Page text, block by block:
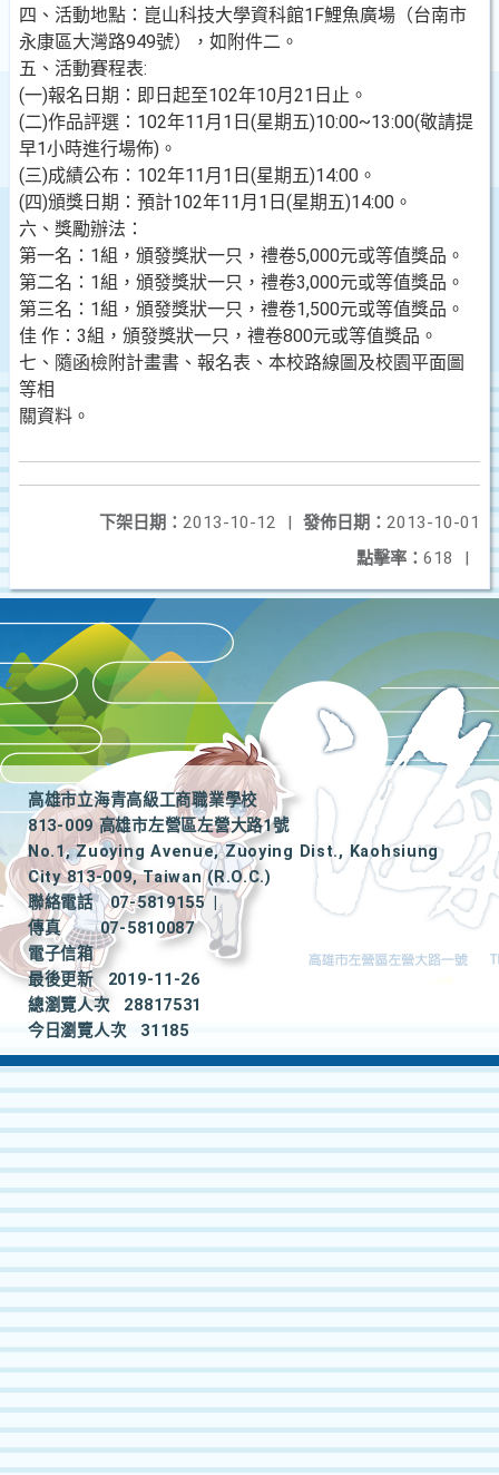
四、活動地點：崑山科技大學資科館1F鯉魚廣場（台南市
永康區大灣路949號），如附件二。
五、活動賽程表:
(一)報名日期：即日起至102年10月21日止。
(二)作品評選：102年11月1日(星期五)10:00~13:00(敬請提
早1小時進行場佈)。
(三)成績公布：102年11月1日(星期五)14:00。
(四)頒獎日期：預計102年11月1日(星期五)14:00。
六、獎勵辦法：
第一名：1組，頒發獎狀一只，禮卷5,000元或等值獎品。
第二名：1組，頒發獎狀一只，禮卷3,000元或等值獎品。
第三名：1組，頒發獎狀一只，禮卷1,500元或等值獎品。
佳 作：3組，頒發獎狀一只，禮卷800元或等值獎品。
七、隨函檢附計畫書、報名表、本校路線圖及校園平面圖
等相
關資料。
發佈日期： 2013-10-01
下架日期： 2013-10-12
|
點擊率： 618 |
高雄市立海青高級工商職業學校
813-009 高雄市左營區左營大路1號
No.1, Zuoying Avenue, Zuoying Dist., Kaohsiung
City 813-009, Taiwan (R.O.C.)
聯絡電話
07-5819155
|
傳真
07-5810087
電子信箱
最後更新
2019-11-26
總瀏覽人次
28817531
今日瀏覽人次
31185